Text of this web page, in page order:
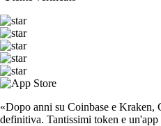
«Dopo anni su Coinbase e Kraken,
definitiva. Tantissimi token e